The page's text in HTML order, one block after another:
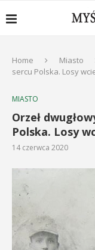
Home Miasto
sercu Polska. Losy
MIASTO
Orzeł
Polska. Losy
14 czerwca 2020